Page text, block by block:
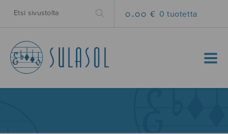
0.00 € 0 tuotetta
MENU